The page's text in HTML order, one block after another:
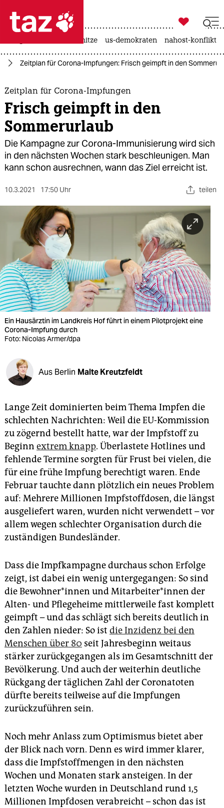
 taz zahl ich
taz zahl ich
themen
politik
öko
gesellschaft
sport
berlin
nord
wahrheit
verlag
verlag
veranstaltungen
fragen & hilfe
abo
genossenschaft
epaper login

taz zahl ich
hitze us-demokraten nahost-konflikt
Zeitplan für Corona-Impfungen: Frisch geimpft in den
Zeitplan für Corona-Impfungen
Frisch geimpft in den
Sommerurlaub
Die Kampagne zur Corona-Immunisierung wird sich
in den nächsten Wochen stark beschleunigen. Man
kann schon ausrechnen, wann das Ziel erreicht ist.
10.3.2021 17:50 Uhr teilen
Ein Hausärztin im Landkreis Hof führt in einem Pilotprojekt eine
Corona-Impfung durch
Foto: Nicolas Armer/dpa
Aus Berlin Malte Kreutzfeldt
Lange Zeit dominierten beim Thema Impfen die
schlechten Nachrichten: Weil die EU-Kommission
zu zögernd bestellt hatte, war der Impfstoff zu
Beginn extrem knapp. Überlastete Hotlines und
fehlende Termine sorgten für Frust bei vielen, die
für eine frühe Impfung berechtigt waren. Ende
Februar tauchte dann plötzlich ein neues Problem
auf: Mehrere Millionen Impfstoffdosen, die längst
ausgeliefert waren, wurden nicht verwendett – vor
allem wegen schlechter Organisation durch die
zuständigen Bundesländer.
Dass die Impfkampagne durchaus schon Erfolge
zeigt, ist dabei ein wenig untergegangen: So sind
die Be­woh­ne­r*in­nen und Mit­ar­bei­te­r*in­nen der
Alten- und Pflegeheime mittlerweile fast komplett
geimpft – und das schlägt sich bereits deutlich in
den Zahlen nieder: So ist die Inzidenz bei den
Menschen über 80 seit Jahresbeginn weitaus
stärker zurückgegangen als im Gesamtschnitt der
Bevölkerung. Und auch der weiterhin deutliche
Rückgang der täglichen Zahl der Coronatoten
dürfte bereits teilweise auf die Impfungen
zurückzuführen sein.
Noch mehr Anlass zum Optimismus bietet aber
der Blick nach vorn. Denn es wird immer klarer,
dass die Impfstoffmengen in den nächsten
Wochen und Monaten stark ansteigen. In der
letzten Woche wurden in Deutschland rund 1,5
Millionen Impfdosen verabreicht – schon das ist